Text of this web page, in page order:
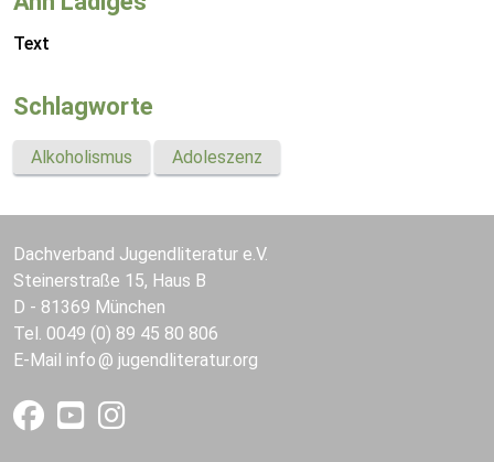
Text
Schlagworte
Alkoholismus Adoleszenz
Dachverband Jugendliteratur e.V.
Steinerstraße 15, Haus B
D - 81369 München
Tel. 0049 (0) 89 45 80 806
E-Mail info jugendliteratur.org